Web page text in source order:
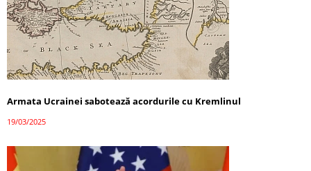
Armata Ucrainei sabotează acordurile cu Kremlinul
19/03/2025